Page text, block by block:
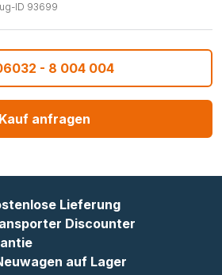
ID 93699
- 8 004 004
Kauf anfragen
Lieferung
Discounter
auf Lager